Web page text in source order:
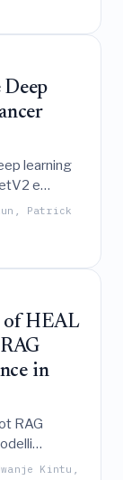
Deep
learning
e
del
superando i
per lo
Patrick
of HEAL
in
RAG
Kintu,